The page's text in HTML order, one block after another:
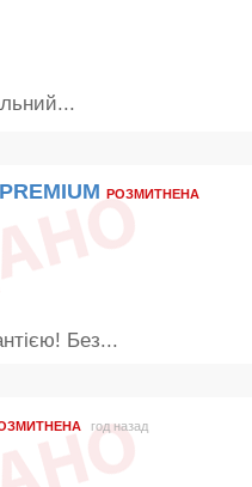
РОЗМИТНЕНА
Без...
год назад